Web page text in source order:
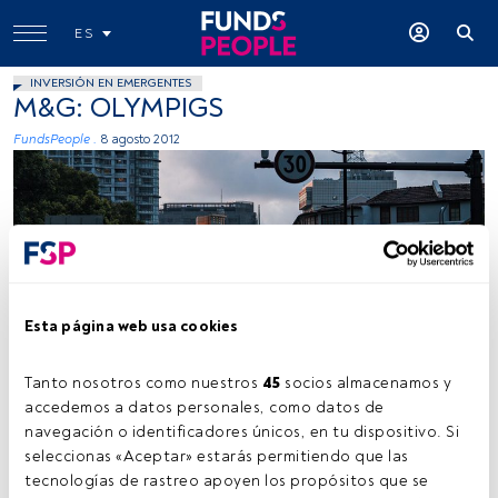
Esta página web usa cookies
Tanto nosotros como nuestros 45 socios almacenamos y
accedemos a datos personales, como datos de
navegación o identificadores únicos, en tu dispositivo. Si
seleccionas «Aceptar» estarás permitiendo que las
tecnologías de rastreo apoyen los propósitos que se
ES
INVERSIÓN EN EMERGENTES
M&G: OLYMPIGS
FundsPeople . 8 agosto 2012
Tiempo lectura: 1 min.
eniendo en cuenta que cada medalla de oro tiene